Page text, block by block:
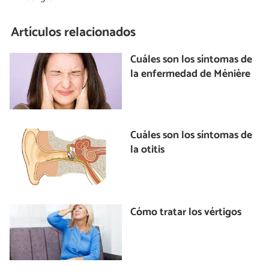
Artículos relacionados
Cuáles son los síntomas de
la enfermedad de Ménière
Cuáles son los síntomas de
la otitis
Cómo tratar los vértigos